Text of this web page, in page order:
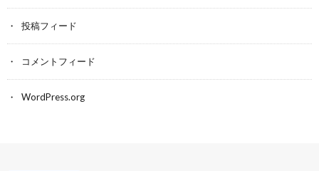
投稿フィード
コメントフィード
WordPress.org